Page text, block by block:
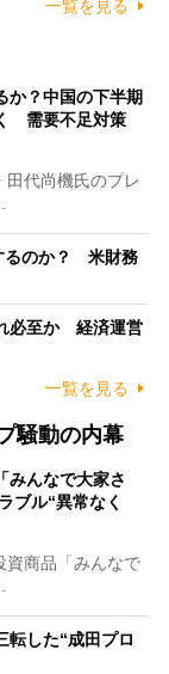
一覧を見る
か？中国の下半期
需要不足対策
代尚機氏のプレ
るのか？ 米財務
必至か 経済運営
一覧を見る
騒動の内幕
みんなで大家さ
ブル“異常なく
商品「みんなで
転した“成田プロ